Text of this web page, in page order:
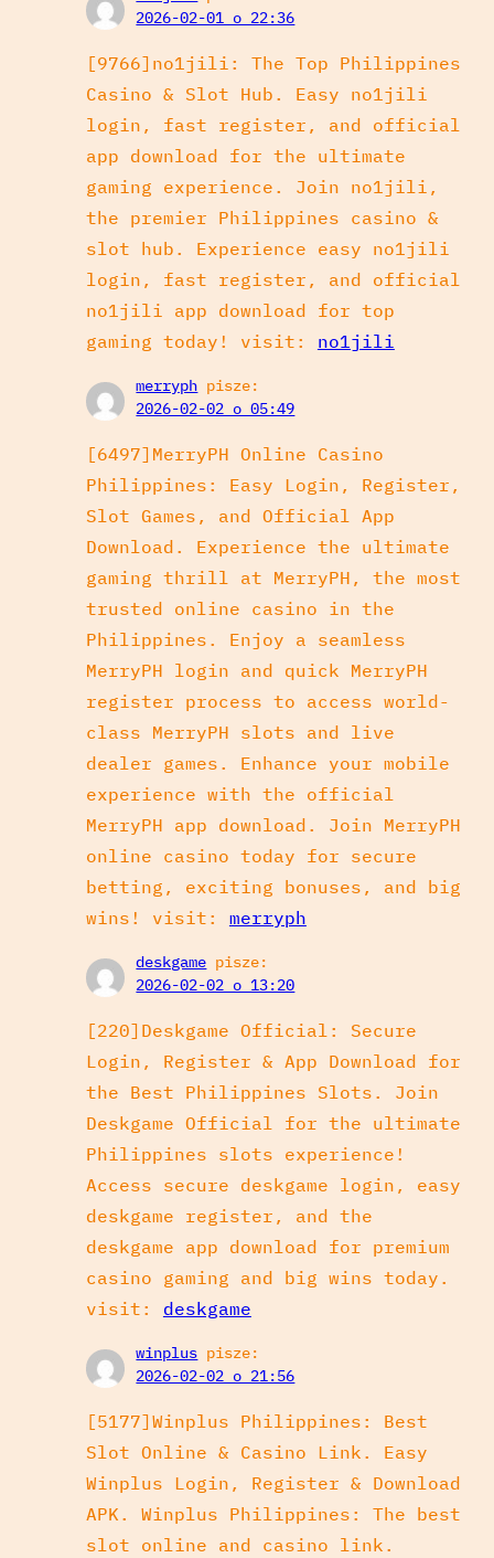
2026-02-01 o 22:36
[9766]no1jili: The Top Philippines
Casino & Slot Hub. Easy no1jili
login, fast register, and official
app download for the ultimate
gaming experience. Join no1jili,
the premier Philippines casino &
slot hub. Experience easy no1jili
login, fast register, and official
no1jili app download for top
gaming today! visit: no1jili
merryph pisze:
2026-02-02 o 05:49
[6497]MerryPH Online Casino
Philippines: Easy Login, Register,
Slot Games, and Official App
Download. Experience the ultimate
gaming thrill at MerryPH, the most
trusted online casino in the
Philippines. Enjoy a seamless
MerryPH login and quick MerryPH
register process to access world-
class MerryPH slots and live
dealer games. Enhance your mobile
experience with the official
MerryPH app download. Join MerryPH
online casino today for secure
betting, exciting bonuses, and big
wins! visit: merryph
deskgame pisze:
2026-02-02 o 13:20
[220]Deskgame Official: Secure
Login, Register & App Download for
the Best Philippines Slots. Join
Deskgame Official for the ultimate
Philippines slots experience!
Access secure deskgame login, easy
deskgame register, and the
deskgame app download for premium
casino gaming and big wins today.
visit: deskgame
winplus pisze:
2026-02-02 o 21:56
[5177]Winplus Philippines: Best
Slot Online & Casino Link. Easy
Winplus Login, Register & Download
APK. Winplus Philippines: The best
slot online and casino link.